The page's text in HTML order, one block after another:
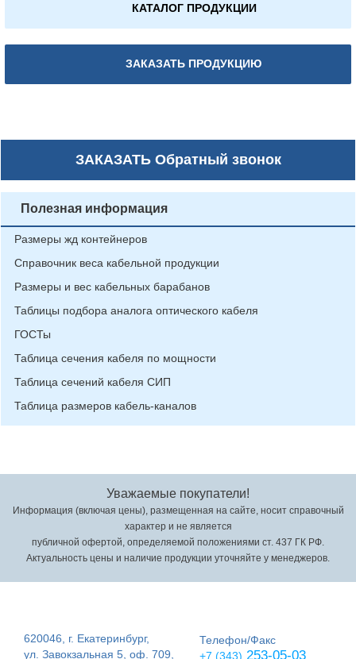
КАТАЛОГ ПРОДУКЦИИ
ЗАКАЗАТЬ ПРОДУКЦИЮ
ЗАКАЗАТЬОбратный звонок
Полезная информация
Размеры жд контейнеров
Справочник веса кабельной продукции
Размеры и вес кабельных барабанов
Таблицы подбора аналога оптического кабеля
ГОСТы
Таблица сечения кабеля по мощности
Таблица сечений кабеля СИП
Таблица размеров кабель-каналов
Уважаемые покупатели!
Информация (включая цены), размещенная на сайте, носит справочный
характер и не является
публичной офертой, определяемой положениями ст. 437 ГК РФ.
Актуальность цены и наличие продукции уточняйте у менеджеров.
620046, г. Екатеринбург,
ул. Завокзальная 5, оф. 709,
Телефон/Факс
+7 (343) 253-05-03